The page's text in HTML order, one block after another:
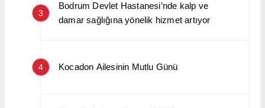
3
Bodrum Devlet Hastanesi’nde kalp ve
damar sağlığına yönelik hizmet artıyor
4 Kocadon Ailesinin Mutlu Günü